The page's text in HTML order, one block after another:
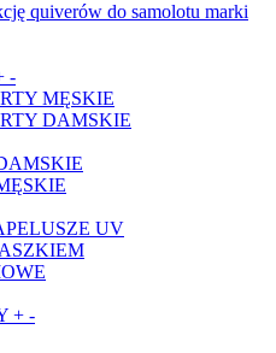
quiverów do samolotu marki
-
MĘSKIE
DAMSKIE
UV
+ -